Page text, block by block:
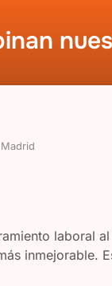
laboral
inmejorable.